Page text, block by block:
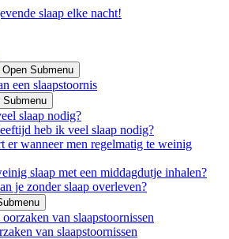
slaap elke nacht!
Open Submenu
een slaapstoornis
Submenu
slaap nodig?
heb ik veel slaap nodig?
er wanneer men regelmatig te weinig
slaap met een middagdutje inhalen?
je zonder slaap overleven?
van slaapstoornissen
van slaapstoornissen